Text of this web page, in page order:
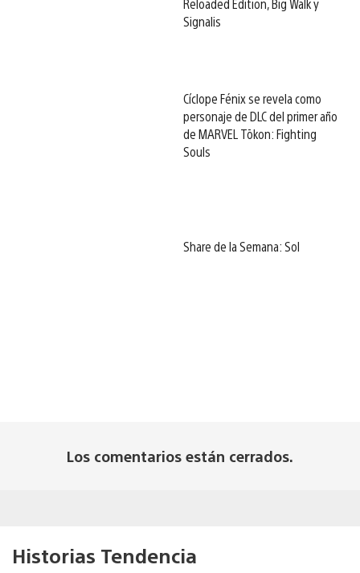
Reloaded Edition, Big Walk y
Signalis
Cíclope Fénix se revela como
personaje de DLC del primer año
de MARVEL Tōkon: Fighting
Souls
Share de la Semana: Sol
Los comentarios están cerrados.
Historias Tendencia